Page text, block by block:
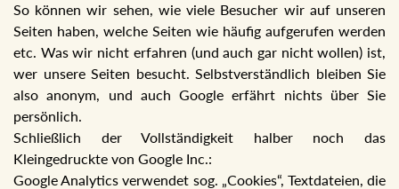
So können wir sehen, wie viele Besucher wir auf unseren
Seiten haben, welche Seiten wie häufig aufgerufen werden
etc. Was wir nicht erfahren (und auch gar nicht wollen) ist,
wer unsere Seiten besucht. Selbstverständlich bleiben Sie
also anonym, und auch Google erfährt nichts über Sie
persönlich.
Schließlich der Vollständigkeit halber noch das
Kleingedruckte von Google Inc.:
Google Analytics verwendet sog. „Cookies“, Textdateien, die